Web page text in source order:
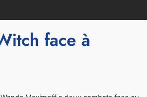
face à